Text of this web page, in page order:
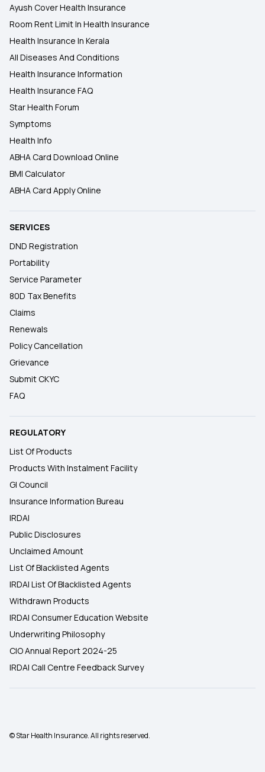
Ayush Cover Health Insurance
Room Rent Limit In Health Insurance
Health Insurance In Kerala
All Diseases And Conditions
Health Insurance Information
Health Insurance FAQ
Star Health Forum
Symptoms
Health Info
ABHA Card Download Online
BMI Calculator
ABHA Card Apply Online
SERVICES
DND Registration
Portability
Service Parameter
80D Tax Benefits
Claims
Renewals
Policy Cancellation
Grievance
Submit CKYC
FAQ
REGULATORY
List Of Products
Products With Instalment Facility
GI Council
Insurance Information Bureau
IRDAI
Public Disclosures
Unclaimed Amount
List Of Blacklisted Agents
IRDAI List Of Blacklisted Agents
Withdrawn Products
IRDAI Consumer Education Website
Underwriting Philosophy
CIO Annual Report 2024-25
IRDAI Call Centre Feedback Survey
© Star Health Insurance. All rights reserved.